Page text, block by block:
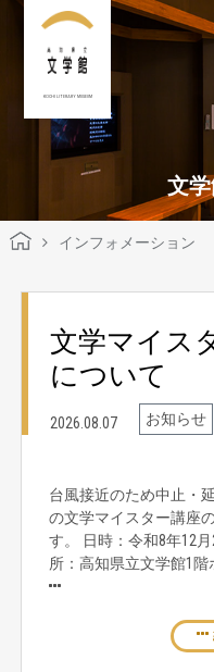
KOCHI LITERARY MUSEUM
文
インフォメーション
文学マイス
について
2026.08.07 お知らせ
台風接近のため中止・
の文学マイスター講座
す。 日時：令和8年12
所：高知県立文学館1